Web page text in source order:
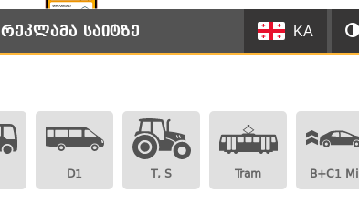
რეკლამა საიტზე KA
D1 T, S Tram B+C1 Mil